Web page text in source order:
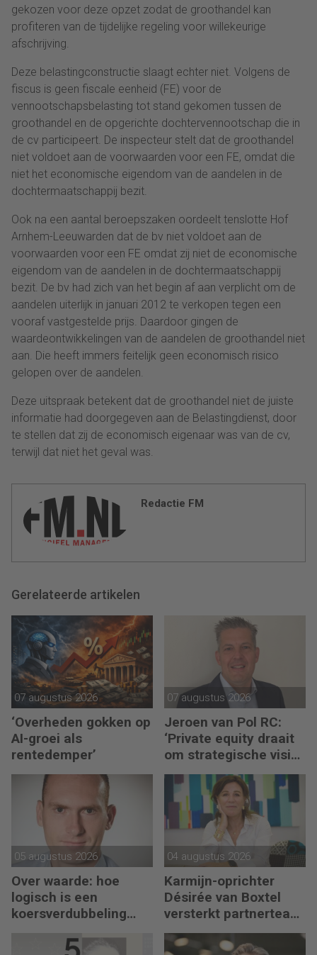
gekozen voor deze opzet zodat de groothandel kan
profiteren van de tijdelijke regeling voor willekeurige
afschrijving.
Deze belastingconstructie slaagt echter niet. Volgens de
fiscus is geen fiscale eenheid (FE) voor de
vennootschapsbelasting tot stand gekomen tussen de
groothandel en de opgerichte dochtervennootschap die in
de cv participeert. De inspecteur stelt dat de groothandel
niet voldoet aan de voorwaarden voor een FE, omdat die
niet het economische eigendom van de aandelen in de
dochtermaatschappij bezit.
Ook na een aantal beroepszaken oordeelt tenslotte Hof
Arnhem-Leeuwarden dat de bv niet voldoet aan de
voorwaarden voor een FE omdat zij niet de economische
eigendom van de aandelen in de dochtermaatschappij
bezit. De bv had zich van het begin af aan verplicht om de
aandelen uiterlijk in januari 2012 te verkopen tegen een
vooraf vastgestelde prijs. Daardoor gingen de
waardeontwikkelingen van de aandelen de groothandel niet
aan. Die heeft immers feitelijk geen economisch risico
gelopen over de aandelen.
Deze uitspraak betekent dat de groothandel niet de juiste
informatie had doorgegeven aan de Belastingdienst, door
te stellen dat zij de economisch eigenaar was van de cv,
terwijl dat niet het geval was.
Redactie FM
Gerelateerde artikelen
07 augustus 2026
‘Overheden gokken op
AI-groei als
rentedemper’
07 augustus 2026
Jeroen van Pol RC:
‘Private equity draait
om strategische visie
én operational
excellence’
05 augustus 2026
Over waarde: hoe
logisch is een
koersverdubbeling
04 augustus 2026
Karmijn-oprichter
Désirée van Boxtel
versterkt partnerteam
CFO Capabel